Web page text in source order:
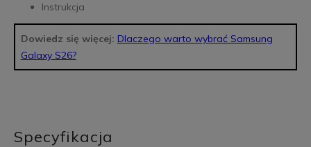
Instrukcja
Dowiedz się więcej: Dlaczego warto wybrać Samsung
Galaxy S26?
Specyfikacja